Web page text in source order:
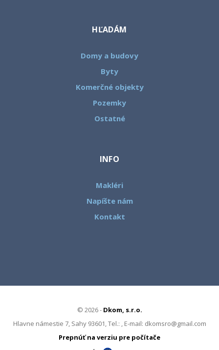
HĽADÁM
Domy a budovy
Byty
Komerčné objekty
Pozemky
Ostatné
INFO
Makléri
Napíšte nám
Kontakt
© 2026 - Dkom, s.r.o.
Hlavne námestie 7, Sahy 93601, Tel.: , E-mail: dkomsro@gmail.com
Prepnúť na verziu pre počítače